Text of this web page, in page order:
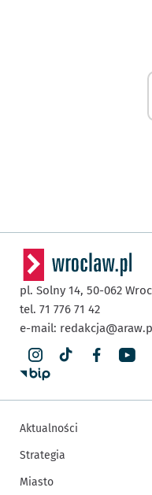
pl. Solny 14, 50-062
tel. 71 776 71 42
e-mail:
Aktualności
Strategia
Miasto